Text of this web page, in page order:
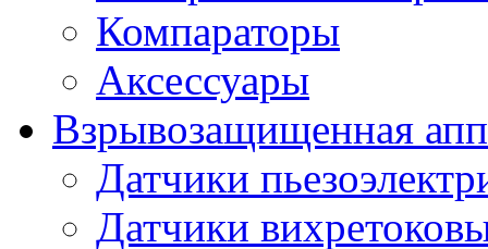
Компараторы
Аксессуары
Взрывозащищенная
Датчики
Датчики